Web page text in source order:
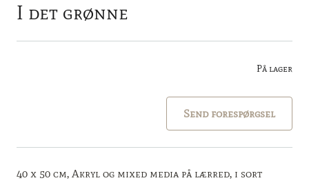
I det grønne
På lager
Send forespørgsel
40 x 50 cm, Akryl og mixed media på lærred, i sort